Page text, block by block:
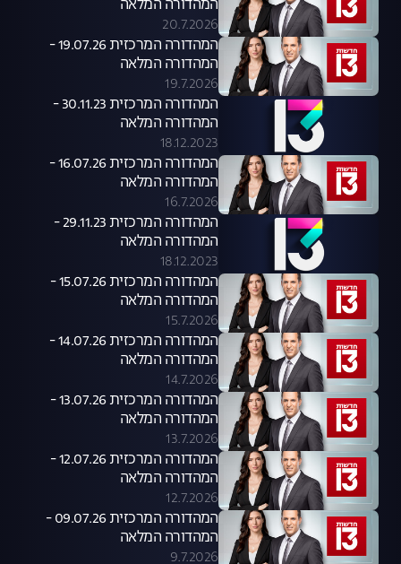
המהדורה המלאה
20.7.2026
המהדורה המרכזית 19.07.26 -
המהדורה המלאה
19.7.2026
המהדורה המרכזית 30.11.23 -
המהדורה המלאה
18.12.2023
המהדורה המרכזית 16.07.26 -
המהדורה המלאה
16.7.2026
המהדורה המרכזית 29.11.23 -
המהדורה המלאה
18.12.2023
המהדורה המרכזית 15.07.26 -
המהדורה המלאה
15.7.2026
המהדורה המרכזית 14.07.26 -
המהדורה המלאה
14.7.2026
המהדורה המרכזית 13.07.26 -
המהדורה המלאה
13.7.2026
המהדורה המרכזית 12.07.26 -
המהדורה המלאה
12.7.2026
המהדורה המרכזית 09.07.26 -
המהדורה המלאה
9.7.2026